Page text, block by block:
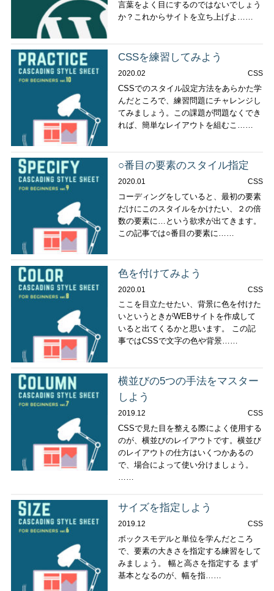
言葉をよく目にするのではないでしょう
か？これからサイトを立ち上げよ……
CSSを練習してみよう
2020.02
CSS
CSSでのスタイル設定方法をあらかた学
んだところで、練習問題にチャレンジし
てみましょう。この課題が問題なくでき
れば、簡単なレイアウトを組むこ……
○番目の要素のスタイル指定
2020.01
CSS
コーディングをしていると、最初の要素
だけにこのスタイルをかけたい、２の倍
数の要素に…という欲求が出てきます。
この記事では○番目の要素に……
色を付けてみよう
2020.01
CSS
ここを目立たせたい、背景に色を付けた
いというときがWEBサイトを作成して
いると出てくるかと思います。 この記
事ではCSSで文字の色や背景……
横並びの5つの手法をマスター
しよう
2019.12
CSS
CSSで見た目を整える際によく使用する
のが、横並びのレイアウトです。横並び
のレイアウトの仕方はいくつかあるの
で、場合によって使い分けましょう。
……
サイズを指定しよう
2019.12
CSS
ボックスモデルと単位を学んだところ
で、要素の大きさを指定する練習をして
みましょう。 幅と高さを指定する まず
基本となるのが、幅を指……